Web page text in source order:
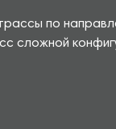
по
сложной